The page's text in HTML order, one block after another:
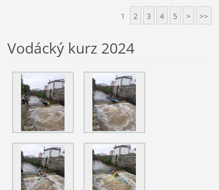
1 2 3 4 5 > >>
Vodácký kurz 2024